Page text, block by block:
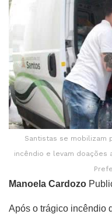
Santistas se mobilizam
incêndio e levam doações
Manoela Cardozo
Após o trágico incêndio